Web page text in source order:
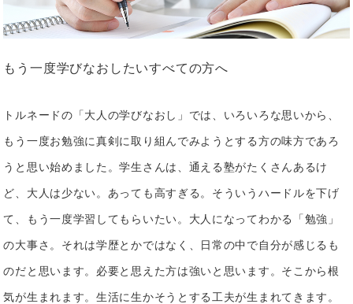
もう一度学びなおしたいすべての方へ
トルネードの「大人の学びなおし」では、いろいろな思いから、
もう一度お勉強に真剣に取り組んでみようとする方の味方であろ
うと思い始めました。学生さんは、通える塾がたくさんあるけ
ど、大人は少ない。あっても高すぎる。そういうハードルを下げ
て、もう一度学習してもらいたい。大人になってわかる「勉強」
の大事さ。それは学歴とかではなく、日常の中で自分が感じるも
のだと思います。必要と思えた方は強いと思います。そこから根
気が生まれます。生活に生かそうとする工夫が生まれてきます。